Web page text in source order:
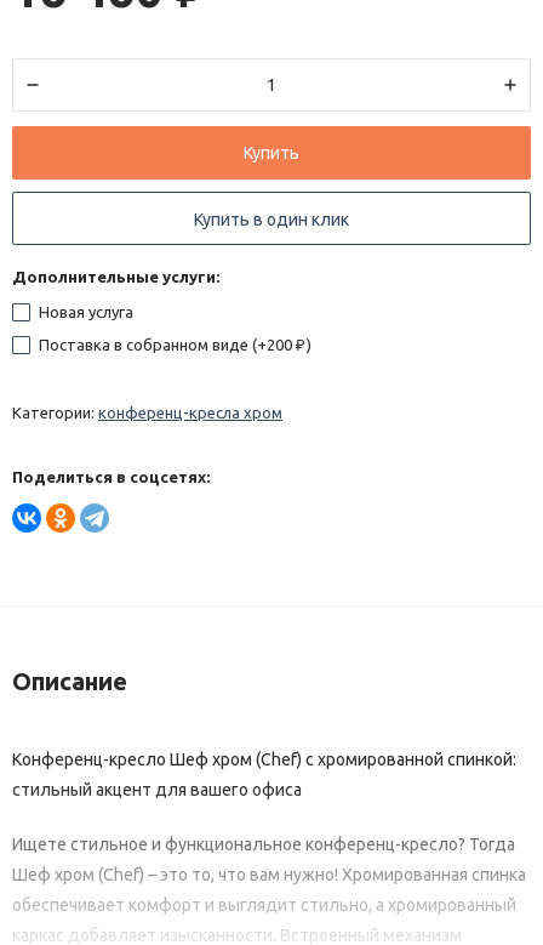
Купить
Купить в один клик
Дополнительные услуги:
Новая услуга
Поставка в собранном виде (+200 ₽ )
Категории: конференц-кресла хром
Поделиться в соцсетях:
Описание
Конференц-кресло Шеф хром (Chef) с хромированной спинкой:
стильный акцент для вашего офиса
Ищете стильное и функциональное конференц-кресло? Тогда
Шеф хром (Chef) – это то, что вам нужно! Хромированная спинка
обеспечивает комфорт и выглядит стильно, а хромированный
каркас добавляет изысканности. Встроенный механизм